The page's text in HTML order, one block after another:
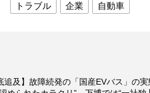
トラブル 企業 自動車
追及】故障続発の「国産EVバス」の